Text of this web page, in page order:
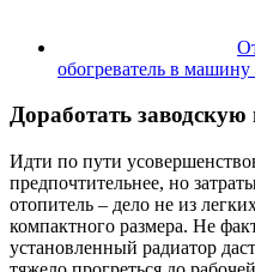
обогреватель в
Доработать заводскую
Идти по пути
предпочтительнее, но
отопитель – дело не из
компактного размера. Не
установленный радиатор